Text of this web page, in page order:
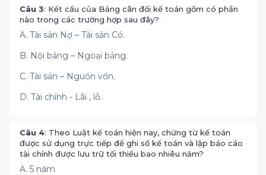
Câu 3: Kết cấu của Bảng cân đối kế toán gồm có phần
nào trong các trường hợp sau đây?
A. Tài sản Nợ – Tài sản Có.
B. Nội bảng – Ngoại bảng.
C. Tài sản – Nguồn vốn.
D. Tài chính - Lãi , lỗ.
Câu 4: Theo Luật kế toán hiện nay, chứng từ kế toán
được sử dụng trực tiếp để ghi sổ kế toán và lập báo cáo
tài chính được lưu trữ tối thiểu bao nhiêu năm?
A. 5 năm